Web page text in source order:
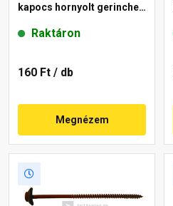
kapocs hornyolt gerinchez
Raktáron
160 Ft / db
Megnézem